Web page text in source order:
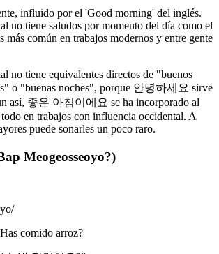
influido por el 'Good morning' del inglés.
no tiene saludos por momento del día como el
más común en trabajos modernos y entre gente
no tiene equivalentes directos de "buenos
o "buenas noches", porque 안녕하세요 sirve
así, 좋은 아침이에요 se ha incorporado al
en trabajos con influencia occidental. A
puede sonarles un poco raro.
Meogeosseoyo?)
/
comido arroz?